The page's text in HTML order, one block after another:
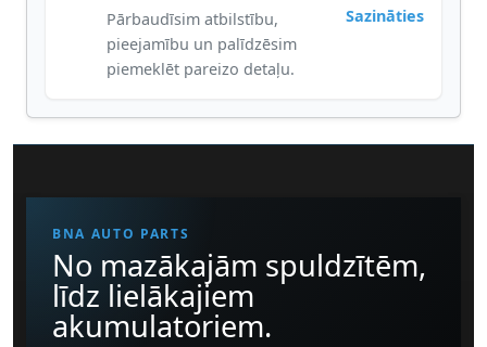
Pārbaudīsim atbilstību,
pieejamību un palīdzēsim
piemeklēt pareizo detaļu.
Sazināties
BNA AUTO PARTS
No mazākajām spuldzītēm,
līdz lielākajiem
akumulatoriem.